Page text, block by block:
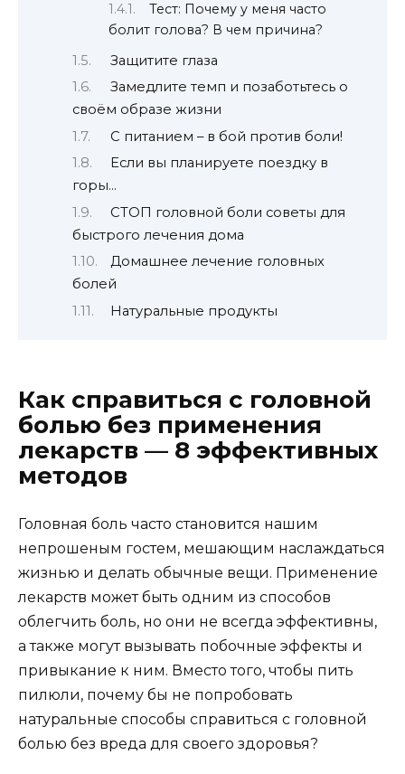
Тест: Почему у меня часто
болит голова? В чем причина?
Защитите глаза
Замедлите темп и позаботьтесь о
своём образе жизни
С питанием – в бой против боли!
Если вы планируете поездку в
горы…
СТОП головной боли советы для
быстрого лечения дома
Домашнее лечение головных
болей
Натуральные продукты
Как справиться с головной
болью без применения
лекарств — 8 эффективных
методов
Головная боль часто становится нашим
непрошеным гостем, мешающим наслаждаться
жизнью и делать обычные вещи. Применение
лекарств может быть одним из способов
облегчить боль, но они не всегда эффективны,
а также могут вызывать побочные эффекты и
привыкание к ним. Вместо того, чтобы пить
пилюли, почему бы не попробовать
натуральные способы справиться с головной
болью без вреда для своего здоровья?